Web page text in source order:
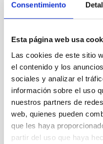
Consentimiento
Esta página web usa
Las cookies de este sitio
el contenido y los
sociales y analizar el
información sobre el uso
nuestros partners de
web, quienes pueden
que les haya
partir del uso que haya
vida muy pequeño, pero que
es algo que hay que mejorar,
En cualquier caso,te tienes
haciendo. Yo creo que pasé
siempre tienes este
a una de sus actividades o
cuando son los niños
mayores, ya te aprecian de
los míos ahora están un poco
mejor. Pero, cuando son